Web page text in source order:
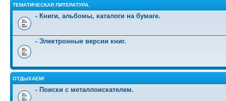
ТЕМАТИЧЕСКАЯ ЛИТЕРАТУРА.
- Книги, альбомы, каталоги на бумаге.
- Электронные версии книг.
ОТДЫХАЕМ!
- Поиски с металлоискателем.